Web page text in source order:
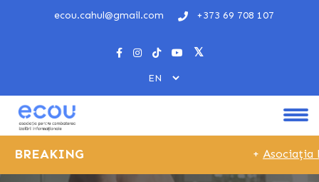
ecou.cahul@gmail.com +373 69 708 107
BREAKING +Asociația